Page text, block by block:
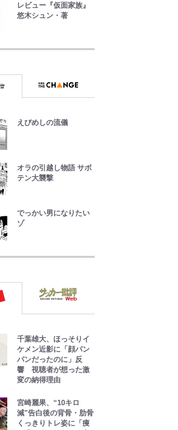
「電気風呂の数は全国
一」温泉じゃないのに
おぶ～」【山帰り、今
レビュー『仮面家族』
悠木シュン・著
に妊娠しました~詰んだ
~中年男が回復スキルに
公式-聖女じゃないと追
放されたので、もふも
えびめしの流儀
オラの引越し物語 サボ
テン大襲撃
でっかい男になりたい
ゾ
ぜ私服なのか…高級ブ
「ちゃんとおじいちゃ
夫・片岡愛之助との関
係性…互いに一番のお
客さんで刺激をもらう
存在
るボランティア活動の
原動力は…「偽善者
だ」との声も跳ね返
千葉雄大、ほっそりイ
ケメン近影に「顔パン
パンだったのに」反
響 視聴者が想った激
変の納得理由
宮崎麗果、“10キロ
減”告白後の背骨・肋骨
くっきりトレ姿に「痩